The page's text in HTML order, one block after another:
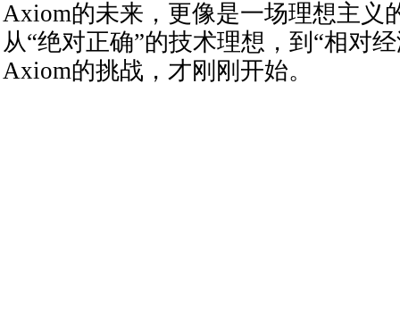
Axiom的未来，更像是一场理想主义
从“绝对正确”的技术理想，到“相对
Axiom的挑战，才刚刚开始。